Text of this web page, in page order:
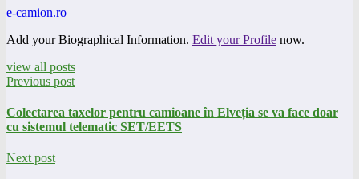
e-camion.ro
Add your Biographical Information. Edit your Profile now.
view all posts
Previous post
Colectarea taxelor pentru camioane în Elveția se va face doar
cu sistemul telematic SET/EETS
Next post